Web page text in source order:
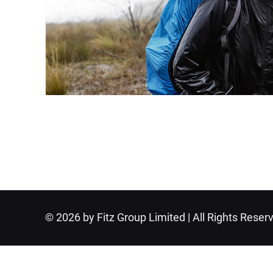
© 2026 by Fitz Group Limited | All Rights